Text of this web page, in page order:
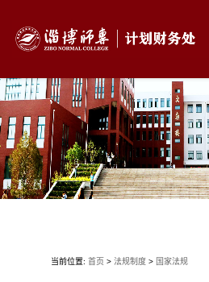
当前位置: 首页 > 法规制度> 国家法规